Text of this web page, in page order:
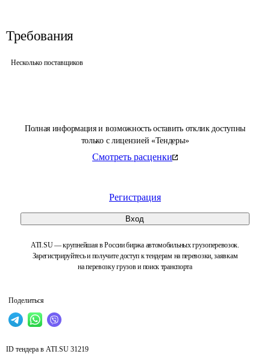
Полная информация и возможность оставить отклик доступны
только с лицензией «Тендеры»
Смотреть расценки
Регистрация
Вход
ATI.SU — крупнейшая в России биржа автомобильных грузоперевозок.
Зарегистрируйтесь и получите доступ к тендерам на перевозки, заявкам
на перевозку грузов и поиск транспорта
Поделиться
Требования
Несколько поставщиков
ID тендера в ATI.SU 31219